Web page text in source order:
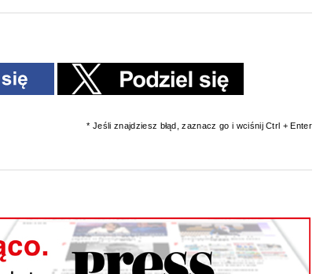
* Jeśli znajdziesz błąd, zaznacz go i wciśnij Ctrl + Enter